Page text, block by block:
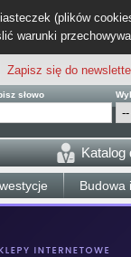
(plików
warunki
Zapisz się do
słowo
Katalog
Budowa